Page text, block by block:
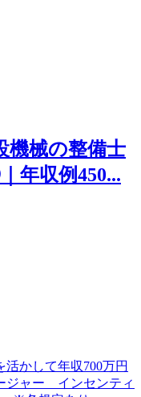
機械の整備士
年収例450...